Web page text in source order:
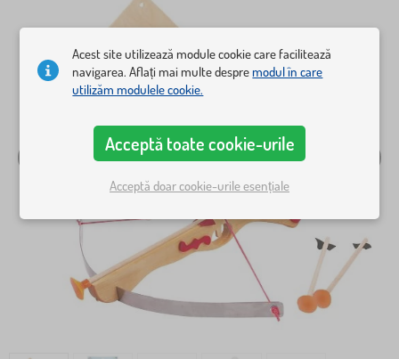
Acest site utilizează module cookie care facilitează
navigarea. Aflați mai multe despremodul în care
utilizăm modulele cookie.
Acceptă toate cookie-urile
Acceptă doar cookie-urile esențiale